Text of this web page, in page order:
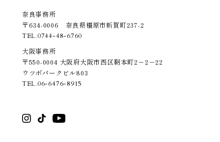
奈良事務所
〒634-0006 奈良県橿原市新賀町237-2
TEL.0744-48-6760
大阪事務所
〒550-0004 大阪府大阪市西区靭本町2－2－22
ウツボパークビル803
TEL.06-6476-8915